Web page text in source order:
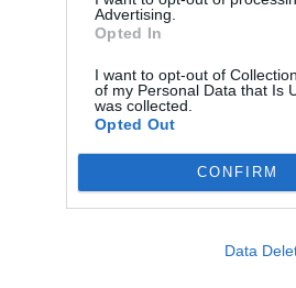
Advertising.
Opted In
I want to opt-out of
of my Personal Data that Is
was collected.
Opted Out
CONFIRM
Data